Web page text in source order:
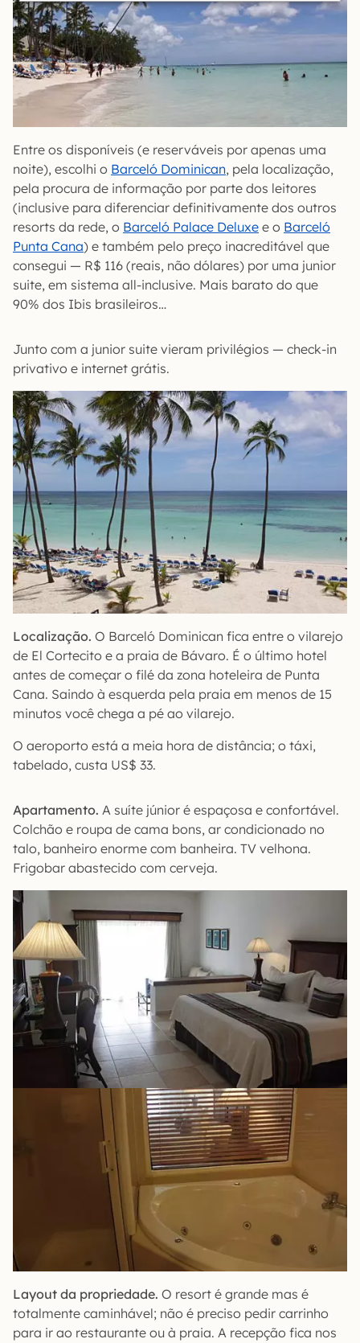
Entre os disponíveis (e reserváveis por apenas uma
noite), escolhi o Barceló Dominican, pela localização,
pela procura de informação por parte dos leitores
(inclusive para diferenciar definitivamente dos outros
resorts da rede, o Barceló Palace Deluxe e o Barceló
Punta Cana) e também pelo preço inacreditável que
consegui — R$ 116 (reais, não dólares) por uma junior
suite, em sistema all-inclusive. Mais barato do que
90% dos Ibis brasileiros…
Junto com a junior suite vieram privilégios — check-in
privativo e internet grátis.
Localização. O Barceló Dominican fica entre o vilarejo
de El Cortecito e a praia de Bávaro. É o último hotel
antes de começar o filé da zona hoteleira de Punta
Cana. Saindo à esquerda pela praia em menos de 15
minutos você chega a pé ao vilarejo.
O aeroporto está a meia hora de distância; o táxi,
tabelado, custa US$ 33.
Apartamento. A suíte júnior é espaçosa e confortável.
Colchão e roupa de cama bons, ar condicionado no
talo, banheiro enorme com banheira. TV velhona.
Frigobar abastecido com cerveja.
Layout da propriedade. O resort é grande mas é
totalmente caminhável; não é preciso pedir carrinho
para ir ao restaurante ou à praia. A recepção fica nos